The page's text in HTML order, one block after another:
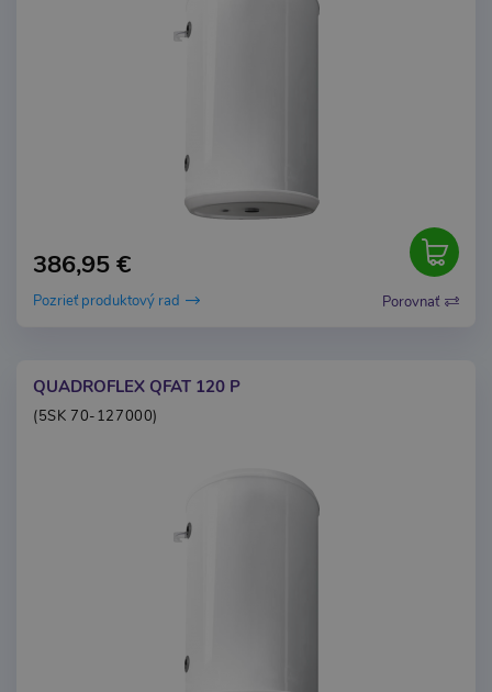
386,95 €
Pozrieť produktový rad Porovnať
QUADROFLEX QFAT 120 P
(5SK 70-127000)